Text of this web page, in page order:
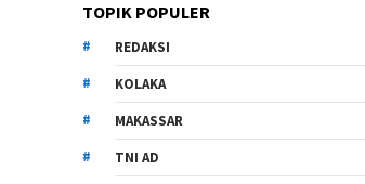
TOPIK POPULER
REDAKSI
KOLAKA
MAKASSAR
TNI AD